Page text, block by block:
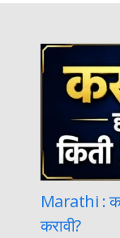
Marathi :
करावी?